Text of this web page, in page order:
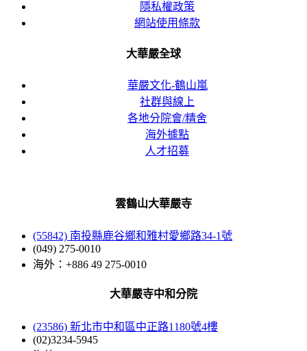
隱私權政策
網站使用條款
大華嚴全球
華嚴文化-鶴山嵐
社群與線上
各地分院會/精舍
海外據點
人才招募
雲鶴山大華嚴寺
(55842) 南投縣鹿谷鄉和雅村愛鄉路34-1號
(049) 275-0010
海外：+886 49 275-0010
大華嚴寺中和分院
(23586) 新北市中和區中正路1180號4樓
(02)3234-5945